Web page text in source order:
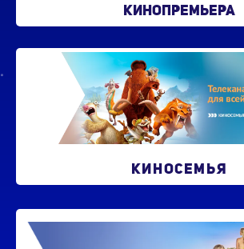
КИНОПРЕМЬЕРА
КИНОСЕМЬЯ